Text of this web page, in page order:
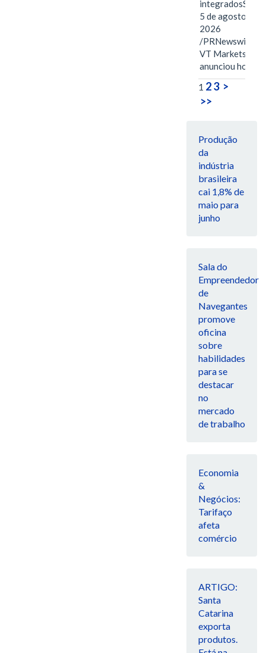
5 de agosto de
2026
/PRNewswire/
VT Markets
anunciou hoje
1 23 >
>>
Produção
da
indústria
brasileira
cai 1,8% de
maio para
junho
Sala do
Empreendedor
de
Navegantes
promove
oficina
sobre
habilidades
para se
destacar
no
mercado
de trabalho
Economia
&
Negócios:
Tarifaço
afeta
comércio
ARTIGO:
Santa
Catarina
exporta
produtos.